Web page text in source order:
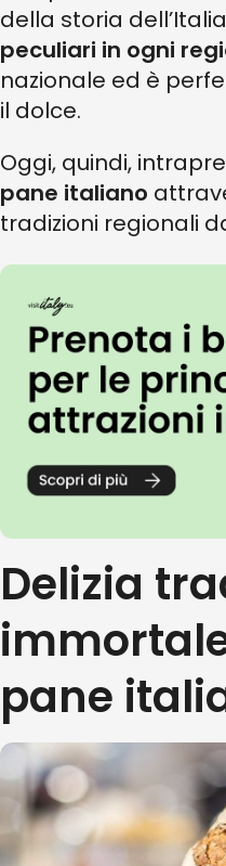
della storia
peculiari in ogni
nazionale ed è
il dolce.
Oggi, quindi,
pane italiano
tradizioni regionali
Delizia
pane